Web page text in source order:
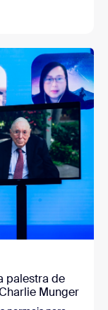
palestra de
Munger